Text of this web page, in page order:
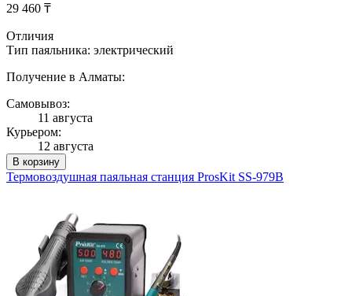
29 460 ₸
Отличия
Тип паяльника: электрический
Получение в Алматы:
Самовывоз:
11 августа
Курьером:
12 августа
В корзину
Термовоздушная паяльная станция ProsKit SS-979B